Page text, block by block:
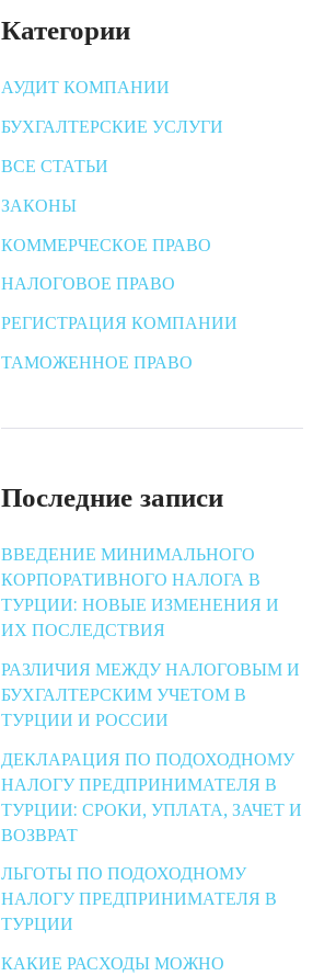
Категории
АУДИТ КОМПАНИИ
БУХГАЛТЕРСКИЕ УСЛУГИ
ВСЕ СТАТЬИ
ЗАКОНЫ
КОММЕРЧЕСКОЕ ПРАВО
НАЛОГОВОЕ ПРАВО
РЕГИСТРАЦИЯ КОМПАНИИ
ТАМОЖЕННОЕ ПРАВО
Последние записи
ВВЕДЕНИЕ МИНИМАЛЬНОГО
КОРПОРАТИВНОГО НАЛОГА В
ТУРЦИИ: НОВЫЕ ИЗМЕНЕНИЯ И
ИХ ПОСЛЕДСТВИЯ
РАЗЛИЧИЯ МЕЖДУ НАЛОГОВЫМ И
БУХГАЛТЕРСКИМ УЧЕТОМ В
ТУРЦИИ И РОССИИ
ДЕКЛАРАЦИЯ ПО ПОДОХОДНОМУ
НАЛОГУ ПРЕДПРИНИМАТЕЛЯ В
ТУРЦИИ: СРОКИ, УПЛАТА, ЗАЧЕТ И
ВОЗВРАТ
ЛЬГОТЫ ПО ПОДОХОДНОМУ
НАЛОГУ ПРЕДПРИНИМАТЕЛЯ В
ТУРЦИИ
КАКИЕ РАСХОДЫ МОЖНО